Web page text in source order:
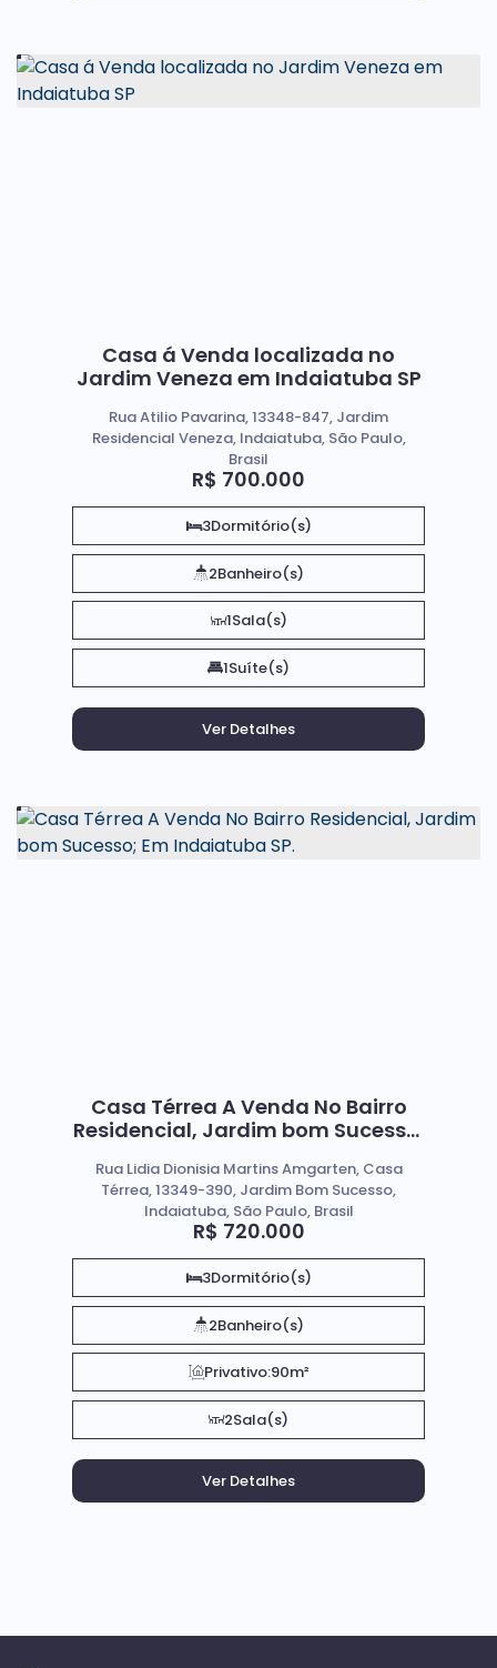
Casa á Venda localizada no
Jardim Veneza em Indaiatuba SP
R$ 700.000
Rua Atilio Pavarina, 13348-847, Jardim
Residencial Veneza, Indaiatuba, São Paulo,
Brasil
3Dormitório(s)
2Banheiro(s)
1Sala(s)
1Suíte(s)
Casa Térrea A Venda No Bairro
Residencial, Jardim bom Sucesso;
R$ 720.000
Rua Lidia Dionisia Martins Amgarten, Casa
Térrea, 13349-390, Jardim Bom Sucesso,
Indaiatuba, São Paulo, Brasil
3Dormitório(s)
2Banheiro(s)
Privativo:90m²
2Sala(s)